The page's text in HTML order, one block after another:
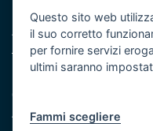
Iniziativa finanziata con
Asse XI
Note legali
Cookie e privacy
Atti di notifica
Questo sito web
il suo corretto
per fornire servizi
ultimi saranno
Fammi scegliere